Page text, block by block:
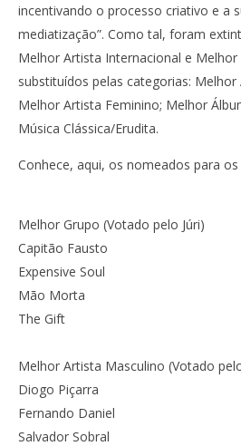
incentivando o processo criativo e a
mediatização”. Como tal, foram
Melhor Artista Internacional e
substituídos pelas categorias: Melhor
Melhor Artista Feminino; Melhor
Música Clássica/Erudita.
Conhece, aqui, os nomeados para os
Melhor Grupo (Votado pelo Júri)
Capitão Fausto
Expensive Soul
Mão Morta
The Gift
Melhor Artista Masculino (Votado
Diogo Piçarra
Fernando Daniel
Salvador Sobral